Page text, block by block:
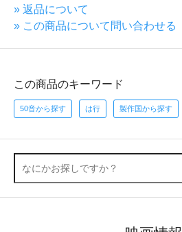
» 返品について
» この商品について問い合わせる
この商品のキーワード
50音から探す は行 製作国から探す